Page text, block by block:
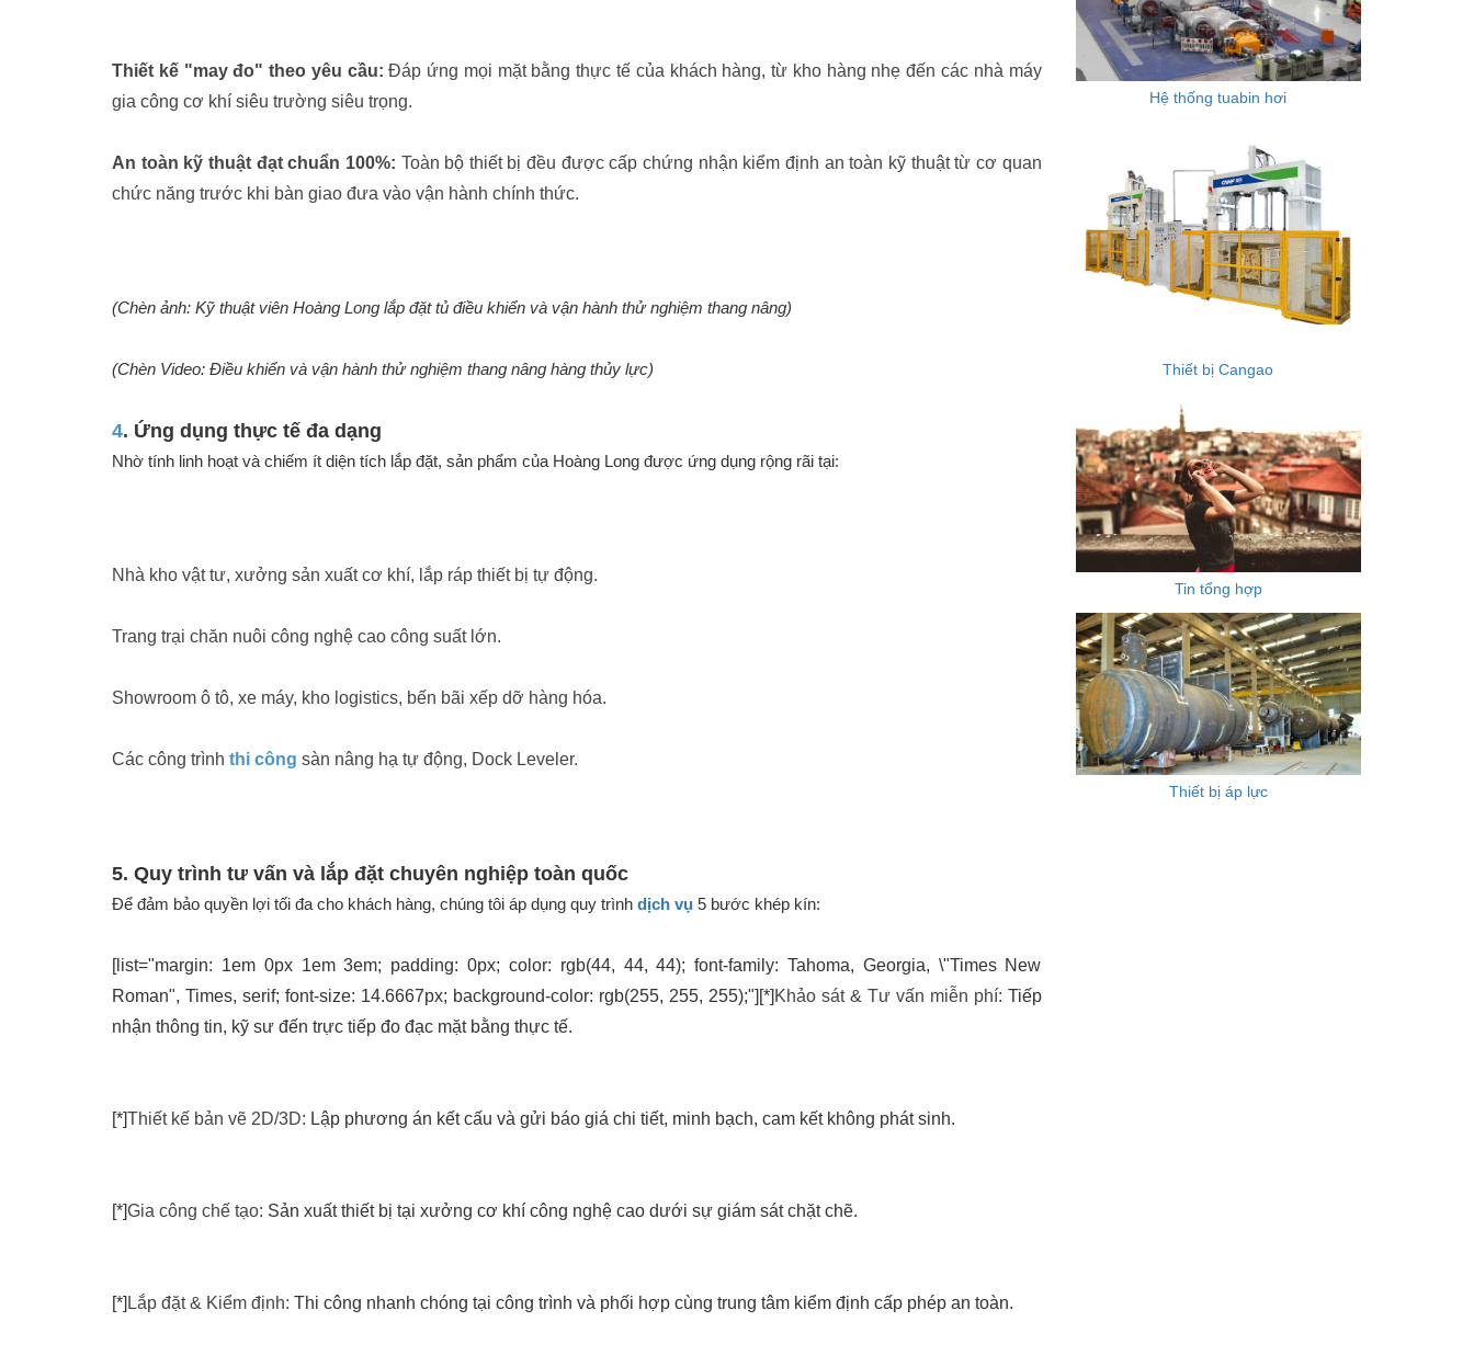
Thiết kế "may đo" theo yêu cầu: Đáp ứng mọi mặt bằng thực tế của khách hàng, từ kho hàng nhẹ đến các nhà máy
gia công cơ khí siêu trường siêu trọng.
An toàn kỹ thuật đạt chuẩn 100%: Toàn bộ thiết bị đều được cấp chứng nhận kiểm định an toàn kỹ thuật từ cơ quan
chức năng trước khi bàn giao đưa vào vận hành chính thức.
(Chèn ảnh: Kỹ thuật viên Hoàng Long lắp đặt tủ điều khiển và vận hành thử nghiệm thang nâng)
(Chèn Video: Điều khiển và vận hành thử nghiệm thang nâng hàng thủy lực)
4. Ứng dụng thực tế đa dạng
Nhờ tính linh hoạt và chiếm ít diện tích lắp đặt, sản phẩm của Hoàng Long được ứng dụng rộng rãi tại:
Nhà kho vật tư, xưởng sản xuất cơ khí, lắp ráp thiết bị tự động.
Trang trại chăn nuôi công nghệ cao công suất lớn.
Showroom ô tô, xe máy, kho logistics, bến bãi xếp dỡ hàng hóa.
Các công trình thi công sàn nâng hạ tự động, Dock Leveler.
5. Quy trình tư vấn và lắp đặt chuyên nghiệp toàn quốc
Để đảm bảo quyền lợi tối đa cho khách hàng, chúng tôi áp dụng quy trình dịch vụ 5 bước khép kín:
[list="margin: 1em 0px 1em 3em; padding: 0px; color: rgb(44, 44, 44); font-family: Tahoma, Georgia, \"Times New
Roman", Times, serif; font-size: 14.6667px; background-color: rgb(255, 255, 255);"][*] Khảo sát & Tư vấn miễn phí: Tiếp
nhận thông tin, kỹ sư đến trực tiếp đo đạc mặt bằng thực tế.
[*]Thiết kế bản vẽ 2D/3D: Lập phương án kết cấu và gửi báo giá chi tiết, minh bạch, cam kết không phát sinh.
[*]Gia công chế tạo: Sản xuất thiết bị tại xưởng cơ khí công nghệ cao dưới sự giám sát chặt chẽ.
[*] Lắp đặt & Kiểm định: Thi công nhanh chóng tại công trình và phối hợp cùng trung tâm kiểm định cấp phép an toàn.
Hệ thống tuabin hơi
Thiết bị Cangao
Tin tổng hợp
Thiết bị áp lực